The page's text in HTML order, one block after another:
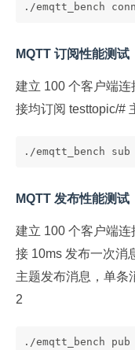
./emqtt_bench
MQTT 订阅性能测试
建立 100 个客户端
接均订阅 testtopic/#
./emqtt_bench
MQTT 发布性能测试
建立 100 个客户端
接 10ms 发布一次消
主题发布消息，单条
2
./emqtt_bench